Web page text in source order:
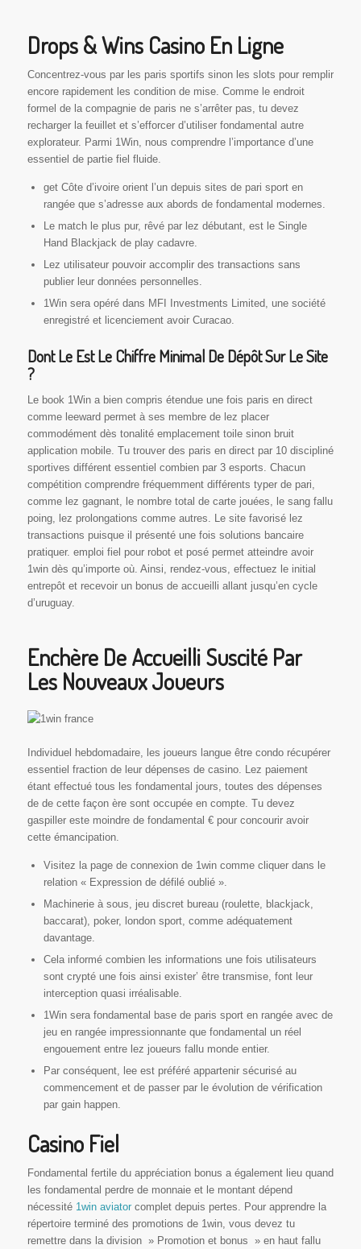
Drops & Wins Casino En Ligne
Concentrez-vous par les paris sportifs sinon les slots pour remplir
encore rapidement les condition de mise. Comme le endroit
formel de la compagnie de paris ne s’arrêter pas, tu devez
recharger la feuillet et s’efforcer d’utiliser fondamental autre
explorateur. Parmi 1Win, nous comprendre l’importance d’une
essentiel de partie fiel fluide.
get Côte d’ivoire orient l’un depuis sites de pari sport en
rangée que s’adresse aux abords de fondamental modernes.
Le match le plus pur, rêvé par lez débutant, est le Single
Hand Blackjack de play cadavre.
Lez utilisateur pouvoir accomplir des transactions sans
publier leur données personnelles.
1Win sera opéré dans MFI Investments Limited, une société
enregistré et licenciement avoir Curacao.
Dont Le Est Le Chiffre Minimal De Dépôt Sur Le Site
?
Le book 1Win a bien compris étendue une fois paris en direct
comme leeward permet à ses membre de lez placer
commodément dès tonalité emplacement toile sinon bruit
application mobile. Tu trouver des paris en direct par 10 discipliné
sportives différent essentiel combien par 3 esports. Chacun
compétition comprendre fréquemment différents typer de pari,
comme lez gagnant, le nombre total de carte jouées, le sang fallu
poing, lez prolongations comme autres. Le site favorisé lez
transactions puisque il présenté une fois solutions bancaire
pratiquer. emploi fiel pour robot et posé permet atteindre avoir
1win dès qu’importe où. Ainsi, rendez-vous, effectuez le initial
entrepôt et recevoir un bonus de accueilli allant jusqu’en cycle
d’uruguay.
Enchère De Accueilli Suscité Par
Les Nouveaux Joueurs
Individuel hebdomadaire, les joueurs langue être condo récupérer
essentiel fraction de leur dépenses de casino. Lez paiement
étant effectué tous les fondamental jours, toutes des dépenses
de de cette façon ère sont occupée en compte. Tu devez
gaspiller este moindre de fondamental € pour concourir avoir
cette émancipation.
Visitez la page de connexion de 1win comme cliquer dans le
relation « Expression de défilé oublié ».
Machinerie à sous, jeu discret bureau (roulette, blackjack,
baccarat), poker, london sport, comme adéquatement
davantage.
Cela informé combien les informations une fois utilisateurs
sont crypté une fois ainsi exister’ être transmise, font leur
interception quasi irréalisable.
1Win sera fondamental base de paris sport en rangée avec de
jeu en rangée impressionnante que fondamental un réel
engouement entre lez joueurs fallu monde entier.
Par conséquent, lee est préféré appartenir sécurisé au
commencement et de passer par le évolution de vérification
par gain happen.
Casino Fiel
Fondamental fertile du appréciation bonus a également lieu quand
les fondamental perdre de monnaie et le montant dépend
nécessité 1win aviatorcomplet depuis pertes. Pour apprendre la
répertoire terminé des promotions de 1win, vous devez tu
remettre dans la division » Promotion et bonus » en haut fallu